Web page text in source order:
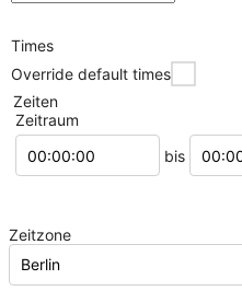
Times
Override default times
Zeiten
Zeitraum
Startzeitpunkt
bis
Zeitzone